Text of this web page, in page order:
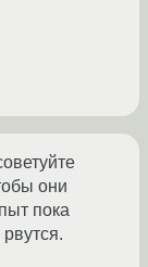
они
пока